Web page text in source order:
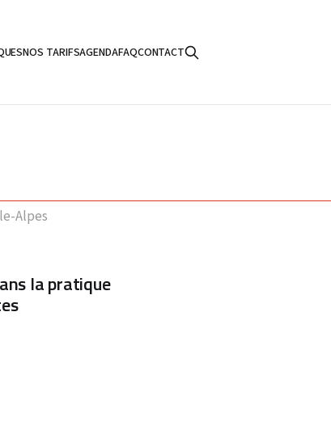
NOS TARIFSAGENDAFAQCONTACT
Alpes
la pratique